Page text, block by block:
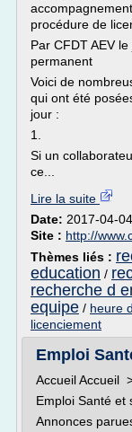
procédure de
Par CFDT AEV
permanent
Voici de
qui ont été
jour :
1.
Si un
ce...
Lire la suite
Date: 2017-04-
Site : http://
Thèmes liés :
education /
recherche d
equipe / heure
licenciement
Emploi
Accueil Accueil
Emploi Santé et
Annonces